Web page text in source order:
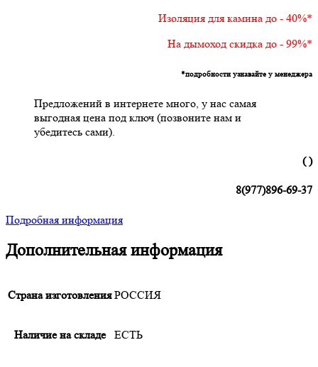
Изоляция для камина до - 40%*
На дымоход скидка до - 99%*
*подробности узнавайте у менеджера
Предложений в интернете много, у нас самая
выгодная цена под ключ (позвоните нам и
убедитесь сами).
( )
8(977)896-69-37
Подробная информация
Дополнительная информация
Страна изготовления РОССИЯ
Наличие на складе ЕСТЬ